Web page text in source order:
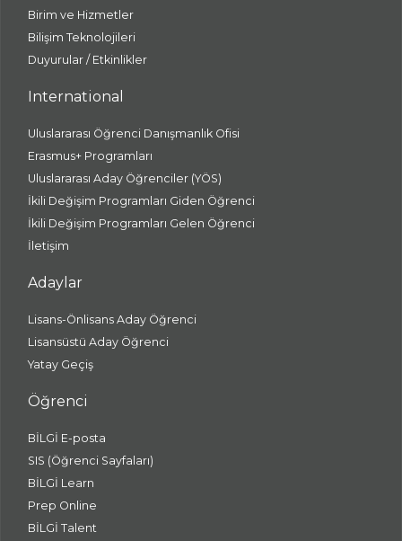
Birim ve Hizmetler
Bilişim Teknolojileri
Duyurular / Etkinlikler
International
Uluslararası Öğrenci Danışmanlık Ofisi
Erasmus+ Programları
Uluslararası Aday Öğrenciler (YÖS)
İkili Değişim Programları Giden Öğrenci
İkili Değişim Programları Gelen Öğrenci
İletişim
Adaylar
Lisans-Önlisans Aday Öğrenci
Lisansüstü Aday Öğrenci
Yatay Geçiş
Öğrenci
BİLGİ E-posta
SIS (Öğrenci Sayfaları)
BİLGİ Learn
Prep Online
BİLGİ Talent